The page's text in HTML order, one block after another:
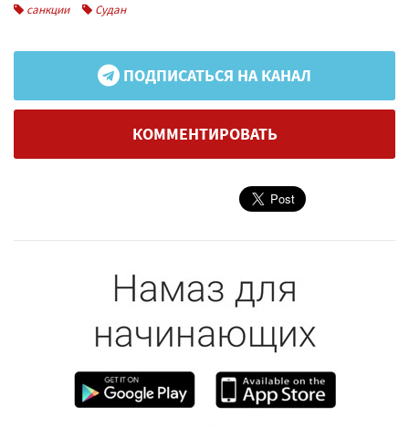
санкции Судан
ПОДПИСАТЬСЯ НА КАНАЛ
КОММЕНТИРОВАТЬ